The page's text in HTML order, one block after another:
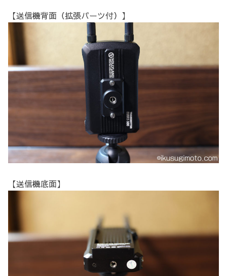
【送信機背面（拡張パーツ付）】
【送信機底面】